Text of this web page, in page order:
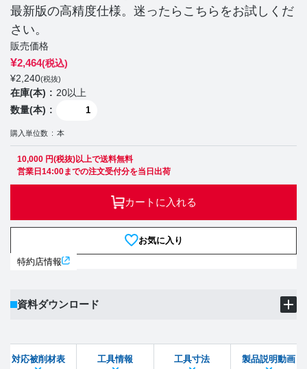
最新版の高精度仕様。迷ったらこちらをお試しくだ
さい。
販売価格
¥2,464(税込)
¥2,240(税抜)
在庫(本)
20以上
数量(本)
購入単位数 本
10,000 円(税抜)以上で送料無料
営業日14:00までの注文受付分を当日出荷
カートに入れる
お気に入り
特約店情報
資料ダウンロード
STEPファイル DXFファイル
対応被削材表 工具情報 工具寸法 製品説明動画